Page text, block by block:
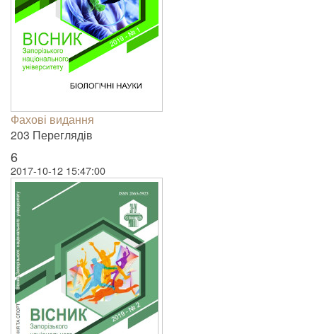
Фахові видання
203 Пере­гля­дів
6
2017-10-12 15:47:00